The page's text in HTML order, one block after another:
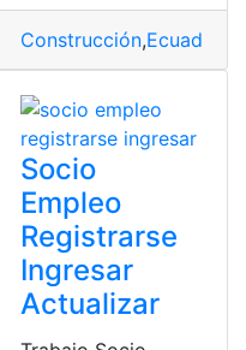
Construcción,Ecuador
Socio
Empleo
Registrarse
Ingresar
Actualizar